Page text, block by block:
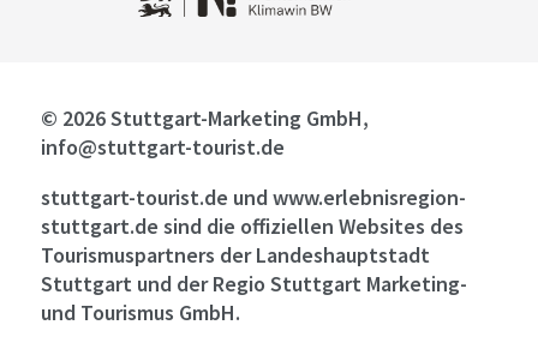
© 2026 Stuttgart-Marketing GmbH,
info@stuttgart-tourist.de
stuttgart-tourist.de und www.erlebnisregion-
stuttgart.de sind die offiziellen Websites des
Tourismuspartners der Landeshauptstadt
Stuttgart und der Regio Stuttgart Marketing-
und Tourismus GmbH.